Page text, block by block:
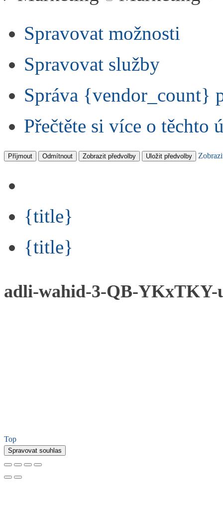
Spravovat možnosti
Spravovat služby
Správa {vendor_count}
Přečtěte si více o těchto
Příjmout Odmítnout Zobrazit předvolby Uložit předvolby
{title}
{title}
adli-wahid-3-QB-YKxTKY-
Top
Spravovat souhlas